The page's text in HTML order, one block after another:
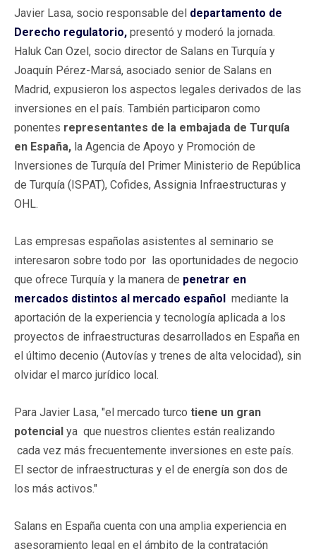
Javier Lasa, socio responsable del departamento de
Derecho regulatorio, presentó y moderó la jornada.
Haluk Can Ozel, socio director de Salans en Turquía y
Joaquín Pérez-Marsá, asociado senior de Salans en
Madrid, expusieron los aspectos legales derivados de las
inversiones en el país. También participaron como
ponentes representantes de la embajada de Turquía
en España, la Agencia de Apoyo y Promoción de
Inversiones de Turquía del Primer Ministerio de República
de Turquía (ISPAT), Cofides, Assignia Infraestructuras y
OHL.
Las empresas españolas asistentes al seminario se
interesaron sobre todo por las oportunidades de negocio
que ofrece Turquía y la manera de penetrar en
mercados distintos al mercado español mediante la
aportación de la experiencia y tecnología aplicada a los
proyectos de infraestructuras desarrollados en España en
el último decenio (Autovías y trenes de alta velocidad), sin
olvidar el marco jurídico local.
Para Javier Lasa, "el mercado turco tiene un gran
potencial ya que nuestros clientes están realizando
cada vez más frecuentemente inversiones en este país.
El sector de infraestructuras y el de energía son dos de
los más activos."
Salans en España cuenta con una amplia experiencia en
asesoramiento legal en el ámbito de la contratación